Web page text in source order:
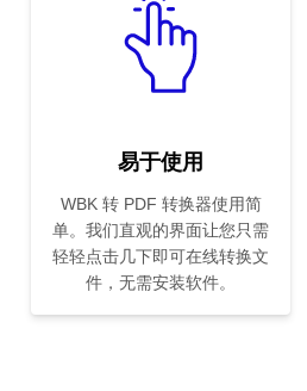
易于使用
WBK 转 PDF 转换器使用简
单。我们直观的界面让您只需
轻轻点击几下即可在线转换文
件，无需安装软件。